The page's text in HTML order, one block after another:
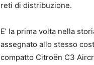
reti di distribuzione.
E’ la prima volta nella
assegnato allo stesso
compatto Citroën C3